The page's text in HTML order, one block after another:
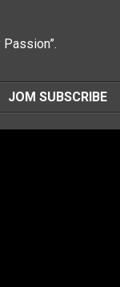
Passion”.
JOM SUBSCRIBE